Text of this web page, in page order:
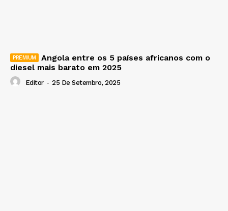
Angola entre os 5 países africanos com o
diesel mais barato em 2025
Editor - 25 De Setembro, 2025